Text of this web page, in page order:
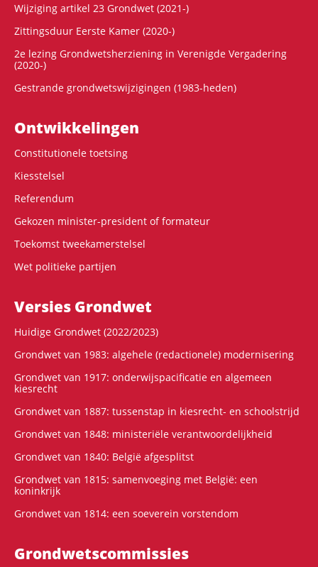
Wijziging artikel 23 Grondwet (2021-)
Zittingsduur Eerste Kamer (2020-)
2e lezing Grondwetsherziening in Verenigde Vergadering
(2020-)
Gestrande grondwetswijzigingen (1983-heden)
Ontwikke­lingen
Constitutionele toetsing
Kiesstelsel
Referendum
Gekozen minister-president of formateur
Toekomst tweekamerstelsel
Wet politieke partijen
Versies Grondwet
Huidige Grondwet (2022/2023)
Grondwet van 1983: algehele (redactionele) modernisering
Grondwet van 1917: onderwijspacificatie en algemeen
kiesrecht
Grondwet van 1887: tussenstap in kiesrecht- en schoolstrijd
Grondwet van 1848: ministeriële verantwoordelijkheid
Grondwet van 1840: België afgesplitst
Grondwet van 1815: samenvoeging met België: een
koninkrijk
Grondwet van 1814: een soeverein vorstendom
Grondwets­commissies